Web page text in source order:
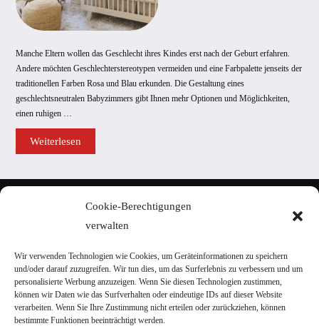
Cookie-Berechtigungen
verwalten
Wir verwenden Technologien wie Cookies, um Geräteinformationen zu speichern
und/oder darauf zuzugreifen. Wir tun dies, um das Surferlebnis zu verbessern und um
personalisierte Werbung anzuzeigen. Wenn Sie diesen Technologien zustimmen,
können wir Daten wie das Surfverhalten oder eindeutige IDs auf dieser Website
verarbeiten. Wenn Sie Ihre Zustimmung nicht erteilen oder zurückziehen, können
bestimmte Funktionen beeinträchtigt werden.
Manche Eltern wollen das Geschlecht ihres Kindes erst nach der Geburt erfahren.
Andere möchten Geschlechterstereotypen vermeiden und eine Farbpalette jenseits der
traditionellen Farben Rosa und Blau erkunden. Die Gestaltung eines
geschlechtsneutralen Babyzimmers gibt Ihnen mehr Optionen und Möglichkeiten,
einen ruhigen …
Wie
kann
möglichst
geschlechtsneutrales
Weiterlesen
AGB
Portal-Werbung
Kontakt
Haus und Garten